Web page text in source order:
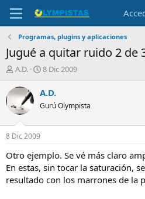
Programas, plugins y aplicaciones
Jugué a quitar ruido 2 de
I
i
c
i
a
d
o
r
e
l
A.D.
F
c
a
i
n
c
i
8 Dic 2009
A.D.
Gurú Olympista
8 Dic 2009
Otro ejemplo. Se vé más claro
En estas, sin tocar la saturación,
resultado con los marrones de la